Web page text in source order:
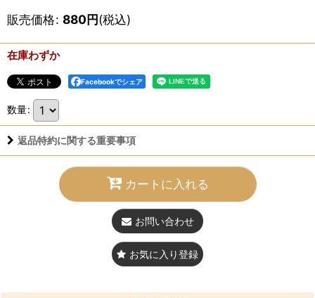
販売価格: 880円(税込)
在庫わずか
Facebookでシェア
数量:
返品特約に関する重要事項
カートに入れる
お問い合わせ
お気に入り登録